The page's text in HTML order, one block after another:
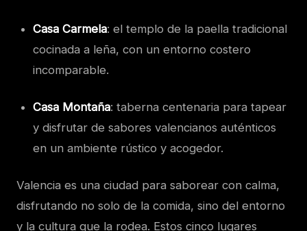
Casa Carmela: el templo de la paella tradicional
cocinada a leña, con un entorno costero
incomparable.
Casa Montaña: taberna centenaria para tapear
y disfrutar de sabores valencianos auténticos
en un ambiente rústico y acogedor.
Valencia es una ciudad para saborear con calma,
disfrutando no solo de la comida, sino del entorno
y la cultura que la rodea. Estos cinco lugares